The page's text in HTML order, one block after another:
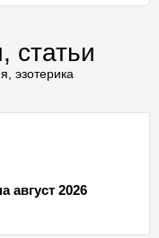
статьи
эзотерика
август 2026